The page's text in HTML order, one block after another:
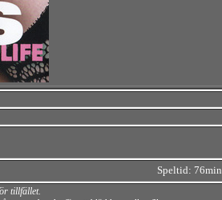
Speltid: 76min
tillfället.